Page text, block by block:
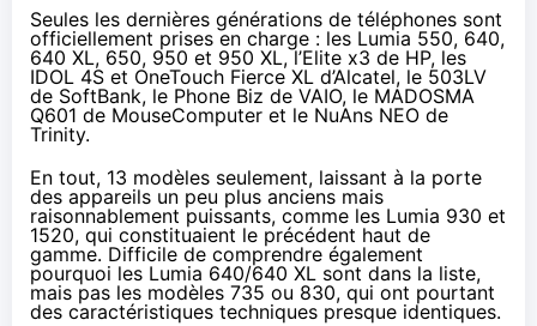
Seules les dernières générations de téléphones sont
officiellement prises en charge : les Lumia 550, 640,
640 XL, 650, 950 et 950 XL, l’Elite x3 de HP, les
IDOL 4S et OneTouch Fierce XL d’Alcatel, le 503LV
de SoftBank, le Phone Biz de VAIO, le MADOSMA
Q601 de MouseComputer et le NuAns NEO de
Trinity.
En tout, 13 modèles seulement, laissant à la porte
des appareils un peu plus anciens mais
raisonnablement puissants, comme les Lumia 930 et
1520, qui constituaient le précédent haut de
gamme. Difficile de comprendre également
pourquoi les Lumia 640/640 XL sont dans la liste,
mais pas les modèles 735 ou 830, qui ont pourtant
des caractéristiques techniques presque identiques.